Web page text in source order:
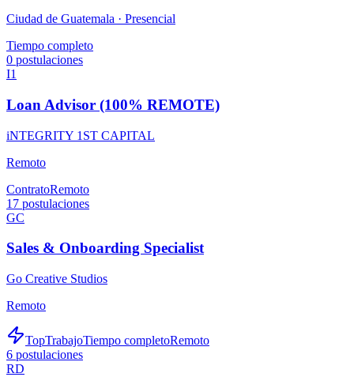
Ciudad de Guatemala · Presencial
Tiempo completo
0 postulaciones
I1
Loan Advisor (100% REMOTE)
iNTEGRITY 1ST CAPITAL
Remoto
ContratoRemoto
17 postulaciones
GC
Sales & Onboarding Specialist
Go Creative Studios
Remoto
TopTrabajoTiempo completoRemoto
6 postulaciones
RD